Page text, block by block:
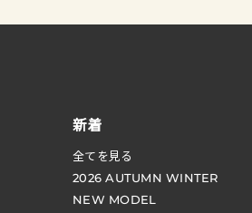
新着
全てを見る
2026 AUTUMN WINTER
NEW MODEL